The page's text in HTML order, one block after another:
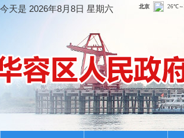
今天是 2026年8月8日 星期六